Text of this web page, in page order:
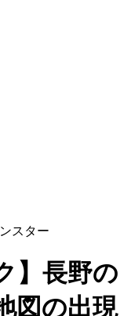
スター
】長野の
図の出現